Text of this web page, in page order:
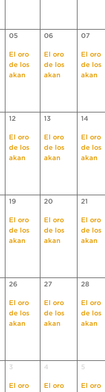
05
El oro
de los
akan
06
El oro
de los
akan
07
El oro
de los
akan
12
El oro
de los
akan
13
El oro
de los
akan
14
El oro
de los
akan
19
El oro
de los
akan
20
El oro
de los
akan
21
El oro
de los
akan
26
El oro
de los
akan
27
El oro
de los
akan
28
El oro
de los
akan
3
El oro
4
El oro
5
El oro